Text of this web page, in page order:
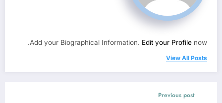
Add your Biographical Information. Edit your Profile now.
View All Posts
Previous post